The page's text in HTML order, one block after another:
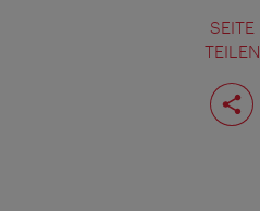
SEITE
TEILEN
Seite
teilen